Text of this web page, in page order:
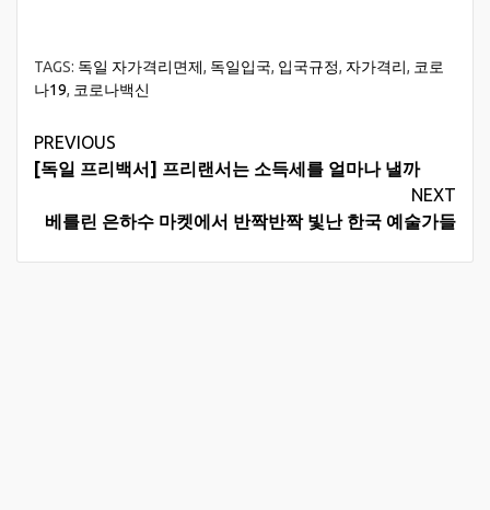
TAGS: 독일 자가격리면제, 독일입국, 입국규정, 자가격리, 코로
나19, 코로나백신
Continue
Reading
PREVIOUS
[독일 프리백서] 프리랜서는 소득세를 얼마나 낼까
NEXT
베를린 은하수 마켓에서 반짝반짝 빛난 한국 예술가들